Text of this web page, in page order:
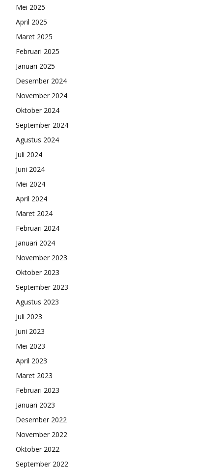
Mei 2025
April 2025
Maret 2025
Februari 2025
Januari 2025
Desember 2024
November 2024
Oktober 2024
September 2024
Agustus 2024
Juli 2024
Juni 2024
Mei 2024
April 2024
Maret 2024
Februari 2024
Januari 2024
November 2023
Oktober 2023
September 2023
Agustus 2023
Juli 2023
Juni 2023
Mei 2023
April 2023
Maret 2023
Februari 2023
Januari 2023
Desember 2022
November 2022
Oktober 2022
September 2022